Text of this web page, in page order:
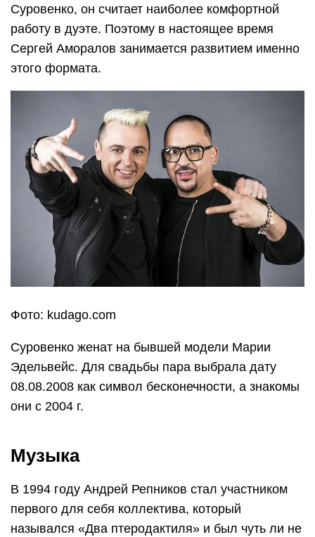
Суровенко, он считает наиболее комфортной
работу в дуэте. Поэтому в настоящее время
Сергей Аморалов занимается развитием именно
этого формата.
Фото: kudago.com
Суровенко женат на бывшей модели Марии
Эдельвейс. Для свадьбы пара выбрала дату
08.08.2008 как символ бесконечности, а знакомы
они с 2004 г.
Музыка
В 1994 году Андрей Репников стал участником
первого для себя коллектива, который
назывался «Два птеродактиля» и был чуть ли не